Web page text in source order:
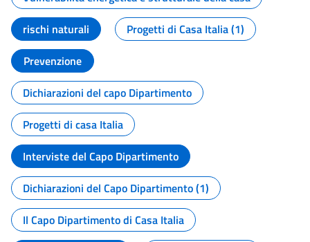
rischi naturali
Progetti di Casa Italia (1)
Prevenzione
Dichiarazioni del capo Dipartimento
Progetti di casa Italia
Interviste del Capo Dipartimento
Dichiarazioni del Capo Dipartimento (1)
Il Capo Dipartimento di Casa Italia